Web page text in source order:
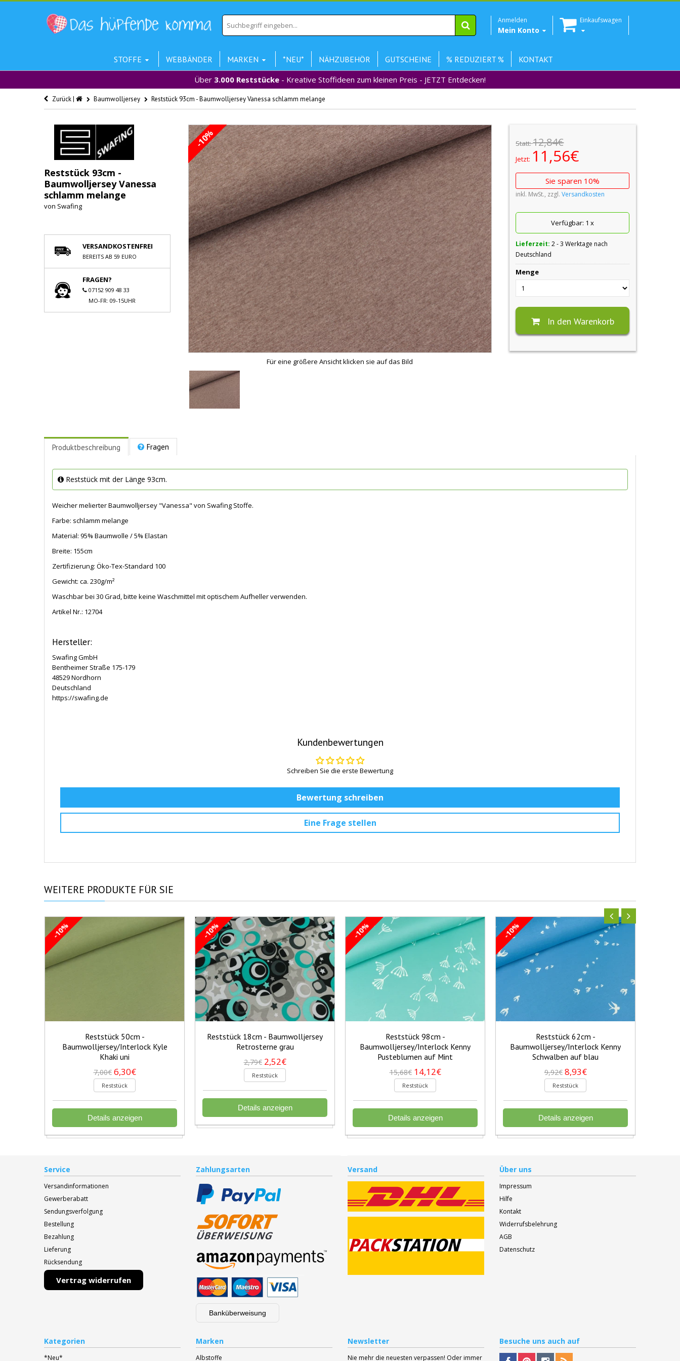
Anmelden
Mein Konto
Einkaufswagen
STOFFE WEBBÄNDER MARKEN *NEU* NÄHZUBEHÖR GUTSCHEINE % REDUZIERT %
KONTAKT
Über 3.000 Reststücke - Kreative Stoffideen zum kleinen Preis - JETZT Entdecken!
Zurück | Baumwolljersey Reststück 93cm - Baumwolljersey Vanessa schlamm melange
Reststück 93cm -
Baumwolljersey Vanessa
schlamm melange
von Swafing
VERSANDKOSTENFREI
BEREITS AB 59 EURO
FRAGEN?
07152 909 48 33
MO-FR: 09-15UHR
-10%
Für eine größere Ansicht klicken sie auf das Bild
Statt:12,84€
Jetzt: 11,56€
Sie sparen 10%
inkl. MwSt., zzgl.Versandkosten
Verfügbar: 1 x
Lieferzeit:2 - 3 Werktage nach
Deutschland
Menge
In den Warenkorb
Produktbeschreibung Fragen
Reststück mit der Länge 93cm.
Weicher melierter Baumwolljersey "Vanessa" von Swafing Stoffe.
Farbe: schlamm melange
Material: 95% Baumwolle / 5% Elastan
Breite: 155cm
Zertifizierung: Öko-Tex-Standard 100
Gewicht: ca. 230g/m²
Waschbar bei 30 Grad, bitte keine Waschmittel mit optischem Aufheller verwenden.
Artikel Nr.: 12704
Hersteller:
Swafing GmbH
Bentheimer Straße 175-179
48529 Nordhorn
Deutschland
https://swafing.de
Kundenbewertungen
Schreiben Sie die erste Bewertung
Bewertung schreiben
Eine Frage stellen
WEITERE PRODUKTE FÜR SIE
-10%
Reststück 50cm -
Baumwolljersey/Interlock Kyle
Khaki uni
7,00€ 6,30€
Reststück
Details anzeigen
-10%
Reststück 18cm - Baumwolljersey
Retrosterne grau
2,79€ 2,52€
Reststück
Details anzeigen
-10%
Reststück 98cm -
Baumwolljersey/Interlock Kenny
Pusteblumen auf Mint
15,68€ 14,12€
Reststück
Details anzeigen
-10%
Reststück 62cm -
Baumwolljersey/Interlock Kenny
Schwalben auf blau
9,92€ 8,93€
Reststück
Details anzeigen
Service
Versandinformationen
Gewerberabatt
Sendungsverfolgung
Bestellung
Bezahlung
Lieferung
Rücksendung
Vertrag widerrufen
Zahlungsarten
Banküberweisung
Versand Über uns
Impressum
Hilfe
Kontakt
Widerrufsbelehrung
AGB
Datenschutz
Kategorien
*Neu*
Marken
Albstoffe
Newsletter
Nie mehr die neuesten verpassen! Oder immer
Besuche uns auch auf